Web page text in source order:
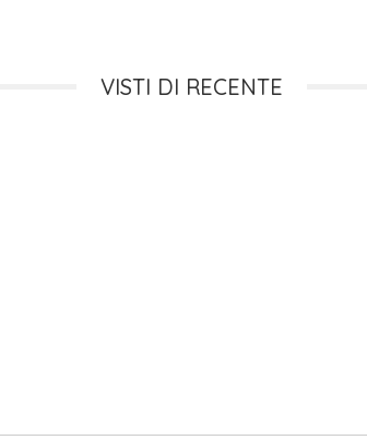
VISTI DI RECENTE